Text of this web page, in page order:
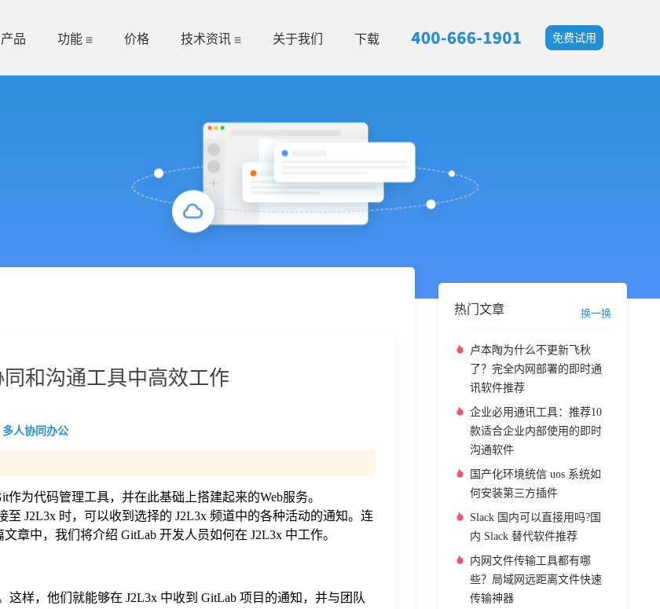
产品 功能 价格 技术资讯 关于我们 下载 免费试用
和沟通工具中高效工作
多人协同办公
为代码管理工具，并在此基础上搭建起来的Web服务。
至 J2L3x 时，可以收到选择的 J2L3x 频道中的各种活动的通知。连
章中，我们将介绍 GitLab 开发人员如何在 J2L3x 中工作。
这样，他们就能够在 J2L3x 中收到 GitLab 项目的通知，并与团队
热门文章 换一换
卢本陶为什么不更新飞秋
了？完全内网部署的即时通
讯软件推荐
企业必用通讯工具：推荐10
款适合企业内部使用的即时
沟通软件
国产化环境统信 uos 系统如
何安装第三方插件
Slack 国内可以直接用吗?国
内 Slack 替代软件推荐
内网文件传输工具都有哪
些？局域网远距离文件快速
传输神器